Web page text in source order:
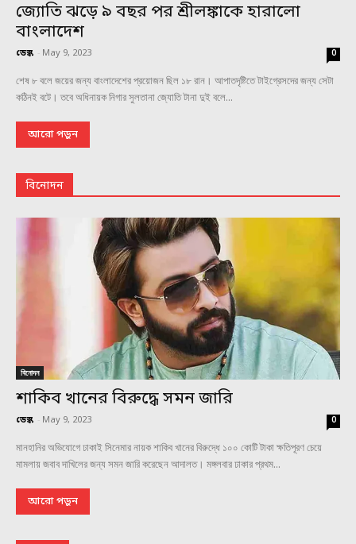
জ্যোতি ঝড়ে ৯ বছর পর শ্রীলঙ্কাকে হারালো
বাংলাদেশ
ডেস্ক - May 9, 2023 0
শেষ ৮ বলে জয়ের জন্য বাংলাদেশের প্রয়োজন ছিল ১৮ রান। আপাতদৃষ্টিতে টাইগ্রেসদের জন্য সেটা
কঠিনই বটে। তবে অধিনায়ক নিগার সুলতানা জ্যোতি টানা দুই বলে...
আরো পড়ুন
বিনোদন
বিনোদন
শাকিব খানের বিরুদ্ধে সমন জারি
ডেস্ক - May 9, 2023 0
মানহানির অভিযোগে ঢাকাই সিনেমার নায়ক শাকিব খানের বিরুদ্ধে ১০০ কোটি টাকা ক্ষতিপূরণ চেয়ে
মামলায় জবাব দাখিলের জন্য সমন জারি করেছেন আদালত। মঙ্গলবার ঢাকার প্রথম...
আরো পড়ুন